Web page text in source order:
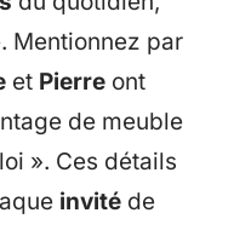
Mentionnez par
et Pierre ont
de meuble
». Ces détails
invité de